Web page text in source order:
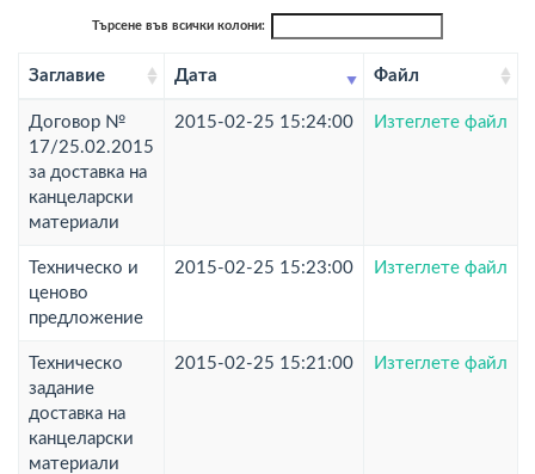
Търсене във всички колони:
Заглавие Дата Файл
Договор №
17/25.02.2015
за доставка на
канцеларски
материали
2015-02-25 15:24:00 Изтеглете файл
Техническо и
ценово
предложение
2015-02-25 15:23:00 Изтеглете файл
Техническо
задание
доставка на
канцеларски
материали
2015-02-25 15:21:00 Изтеглете файл